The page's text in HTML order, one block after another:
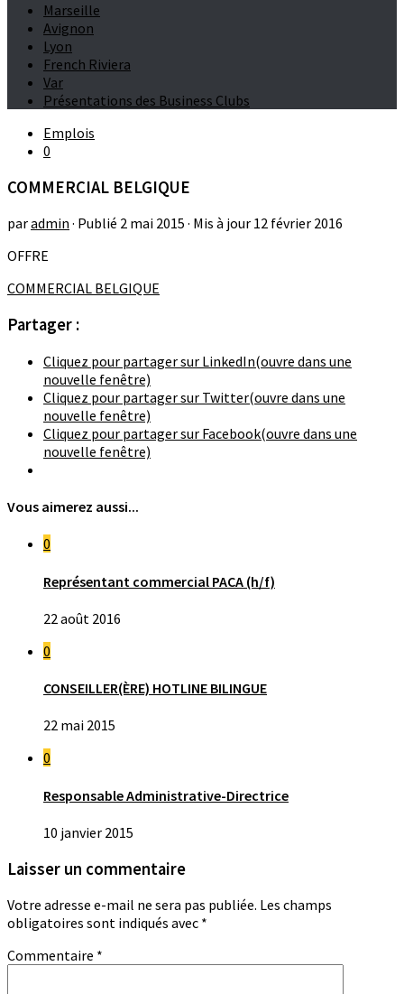
Marseille
Avignon
Lyon
French Riviera
Var
Présentations des Business Clubs
Emplois
0
COMMERCIAL BELGIQUE
paradmin · Publié 2 mai 2015 · Mis à jour 12 février 2016
OFFRE
COMMERCIAL BELGIQUE
Partager :
Cliquez pour partager sur LinkedIn(ouvre dans une
nouvelle fenêtre)
Cliquez pour partager sur Twitter(ouvre dans une
nouvelle fenêtre)
Cliquez pour partager sur Facebook(ouvre dans une
nouvelle fenêtre)
Vous aimerez aussi...
0
Représentant commercial PACA (h/f)
22 août 2016
0
CONSEILLER(ÈRE) HOTLINE BILINGUE
22 mai 2015
0
Responsable Administrative-Directrice
10 janvier 2015
Laisser un commentaire
Votre adresse e-mail ne sera pas publiée. Les champs
obligatoires sont indiqués avec *
Commentaire *